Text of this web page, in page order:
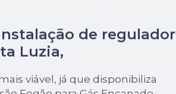
de regulador
Luzia,
viável, já que disponibiliza